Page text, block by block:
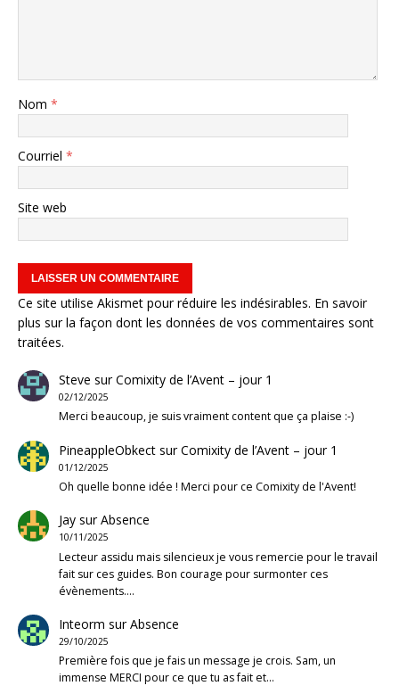
Nom *
Courriel *
Site web
Ce site utilise Akismet pour réduire les indésirables. En savoir
plus sur la façon dont les données de vos commentaires sont
traitées.
Steve surComixity de l’Avent – jour 1
02/12/2025
Merci beaucoup, je suis vraiment content que ça plaise :-)
PineappleObkectsurComixity de l’Avent – jour 1
01/12/2025
Oh quelle bonne idée ! Merci pour ce Comixity de l'Avent!
JaysurAbsence
10/11/2025
Lecteur assidu mais silencieux je vous remercie pour le travail
fait sur ces guides. Bon courage pour surmonter ces
évènements.…
Inteorm surAbsence
29/10/2025
Première fois que je fais un message je crois. Sam, un
immense MERCI pour ce que tu as fait et…